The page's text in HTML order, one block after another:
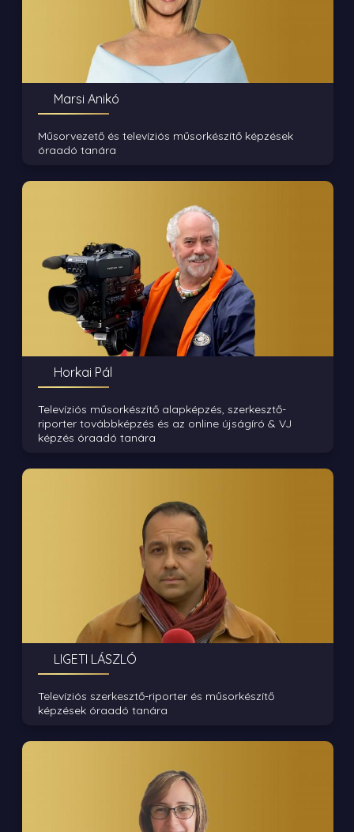
Marsi Anikó
Műsorvezető és televíziós műsorkészítő képzések
óraadó tanára
Horkai Pál
Televíziós műsorkészítő alapképzés, szerkesztő-
riporter továbbképzés és az online újságíró & VJ
képzés óraadó tanára
LIGETI LÁSZLÓ
Televíziós szerkesztő-riporter és műsorkészítő
képzések óraadó tanára